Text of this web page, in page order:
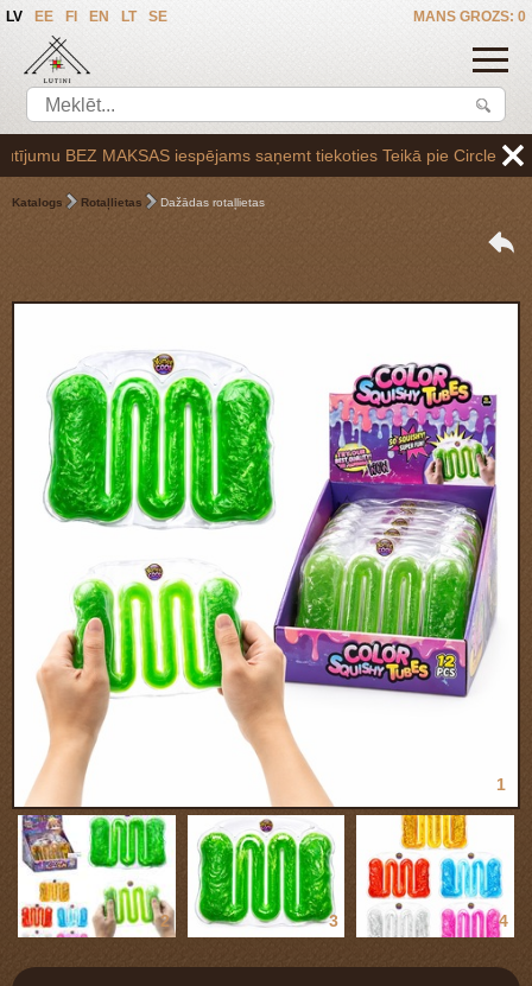
MANS GROZS: 0
LV EE FI EN LT SE
BEZ MAKSAS iespējams saņemt tiekoties Teikā pie Circle K
Katalogs Rotaļlietas Dažādas rotaļlietas
1
2 3 4